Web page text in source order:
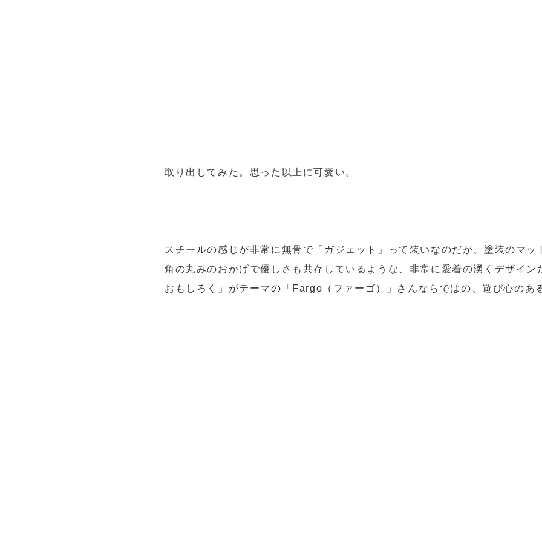
取り出してみた。思った以上に可愛い。
スチールの感じが非常に無骨で「ガジェット」って装いなのだが、塗装のマッ
角の丸みのおかげで優しさも共存しているような、非常に愛着の湧くデザイン
おもしろく」がテーマの「Fargo（ファーゴ）」さんならではの、遊び心のあ